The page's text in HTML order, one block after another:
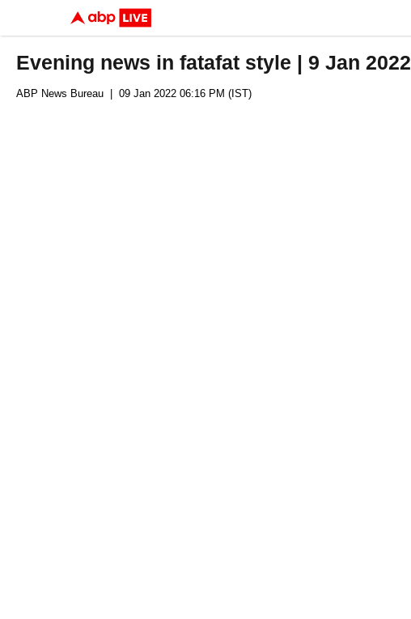
Evening news in fatafat style | 9 Jan 2022
ABP News Bureau | 09 Jan 2022 06:16 PM (IST)